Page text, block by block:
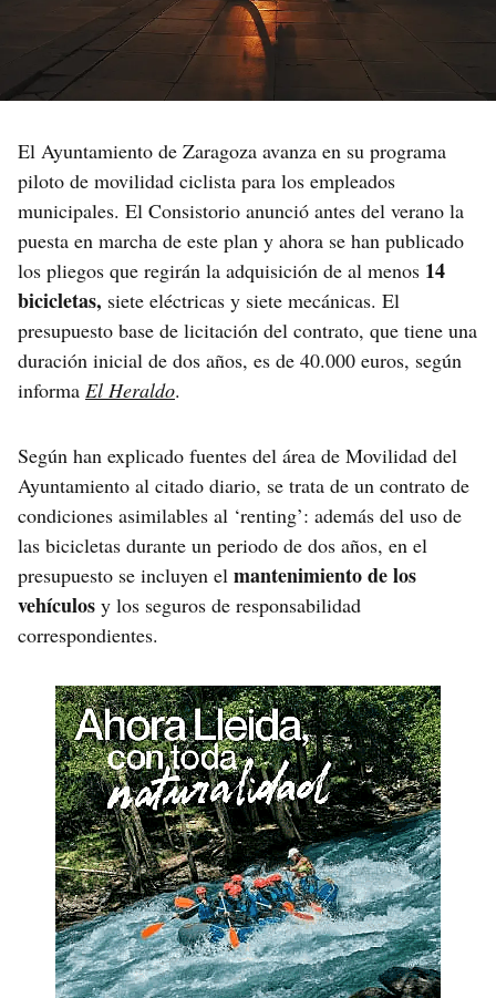
El Ayuntamiento de Zaragoza avanza en su programa
piloto de movilidad ciclista para los empleados
municipales. El Consistorio anunció antes del verano la
puesta en marcha de este plan y ahora se han publicado
los pliegos que regirán la adquisición de al menos 14
bicicletas, siete eléctricas y siete mecánicas. El
presupuesto base de licitación del contrato, que tiene una
duración inicial de dos años, es de 40.000 euros, según
informa El Heraldo.
Según han explicado fuentes del área de Movilidad del
Ayuntamiento al citado diario, se trata de un contrato de
condiciones asimilables al ‘renting’: además del uso de
las bicicletas durante un periodo de dos años, en el
presupuesto se incluyen el mantenimiento de los
vehículos y los seguros de responsabilidad
correspondientes.